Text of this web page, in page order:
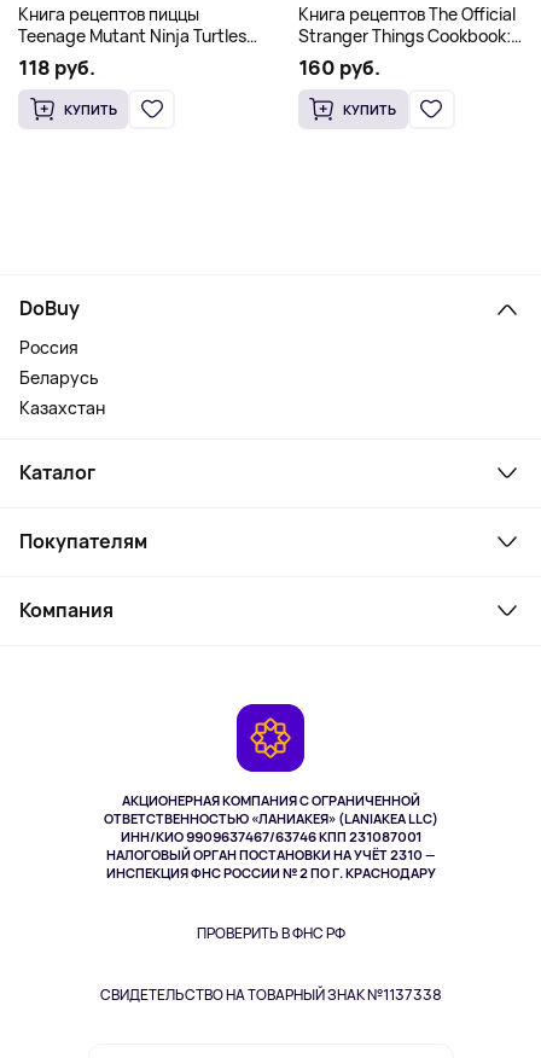
Книга рецептов пиццы
Teenage Mutant Ninja Turtles
Pizza Cookbook (На
английском)
118 руб.
КУПИТЬ
Книга рецептов The Official
Stranger Things Cookbook:
Recipes from Hawkins and
Beyond (На английском)
160 руб.
КУПИТЬ
АКЦИОНЕРНАЯ КОМПАНИЯ С ОГРАНИЧЕННОЙ
ОТВЕТСТВЕННОСТЬЮ «ЛАНИАКЕЯ» (LANIAKEA LLC)
ИНН/КИО 9909637467/63746 КПП 231087001
НАЛОГОВЫЙ ОРГАН ПОСТАНОВКИ НА УЧЁТ 2310 —
ИНСПЕКЦИЯ ФНС РОССИИ № 2 ПО Г. КРАСНОДАРУ
ПРОВЕРИТЬ В ФНС РФ
СВИДЕТЕЛЬСТВО НА ТОВАРНЫЙ ЗНАК №1137338
DoBuy
Россия
Беларусь
Казахстан
Каталог
Ноутбуки, мониторы, VR
Косметика и уход
Здоровье питомцев
Одежда и аксессуары
Покупателям
Как заказать
Компания